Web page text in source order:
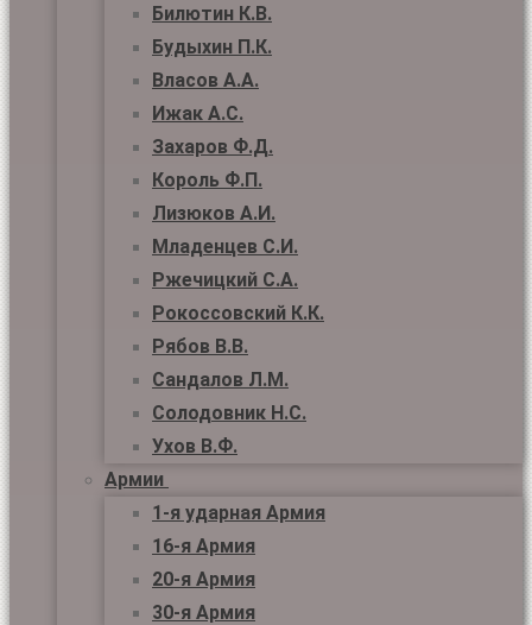
Билютин К.В.
Будыхин П.К.
Власов А.А.
Ижак А.С.
Захаров Ф.Д.
Король Ф.П.
Лизюков А.И.
Младенцев С.И.
Ржечицкий С.А.
Рокоссовский К.К.
Рябов В.В.
Сандалов Л.М.
Солодовник Н.С.
Ухов В.Ф.
Армии
1-я ударная Армия
16-я Армия
20-я Армия
30-я Армия